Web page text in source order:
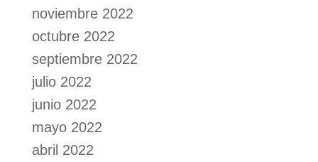
noviembre 2022
octubre 2022
septiembre 2022
julio 2022
junio 2022
mayo 2022
abril 2022